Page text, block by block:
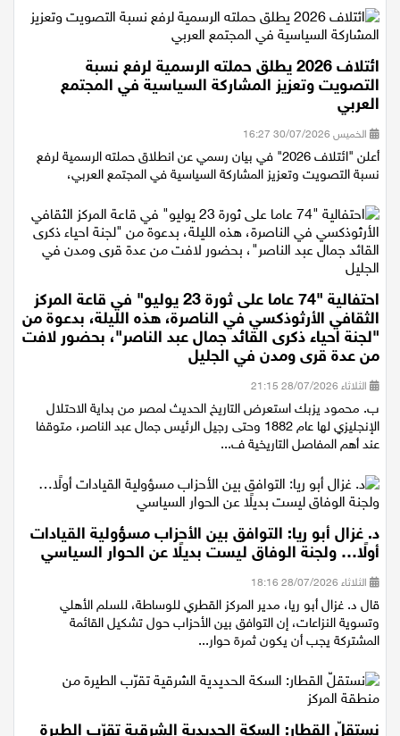
ائتلاف 2026 يطلق حملته الرسمية لرفع نسبة
التصويت وتعزيز المشاركة السياسية في المجتمع
العربي
الخميس 30/07/2026 16:27
أعلن "ائتلاف 2026" في بيان رسمي عن انطلاق حملته الرسمية لرفع
احتفالية "74 عاما على ثورة 23 يوليو" في قاعة المركز
الثقافي الأرثوذكسي في الناصرة، هذه الليلة، بدعوة من
"لجنة احياء ذكرى القائد جمال عبد الناصر"، بحضور لافت
من عدة قرى ومدن في الجليل
ب. محمود يزبك استعرض التاريخ الحديث لمصر من بداية الاحتلال
الإنجليزي لها عام 1882 وحتى رجيل الرئيس جمال عبد الناصر، متوقفا
د. غزال أبو ريا: التوافق بين الأحزاب مسؤولية القيادات
أولًا… ولجنة الوفاق ليست بديلًا عن الحوار السياسي
الثلاثاء 28/07/2026 18:16
قال د. غزال أبو ريا، مدير المركز القطري للوساطة، للسلم الأهلي
وتسوية النزاعات، إن التوافق بين الأحزاب حول تشكيل القائمة